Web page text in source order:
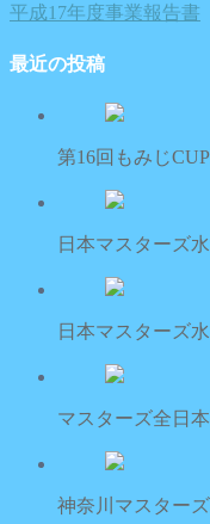
平成17年度事業報告書
最近の投稿
第16回もみじ
日本マスターズ
日本マスターズ
マスターズ全日
神奈川マスターズ